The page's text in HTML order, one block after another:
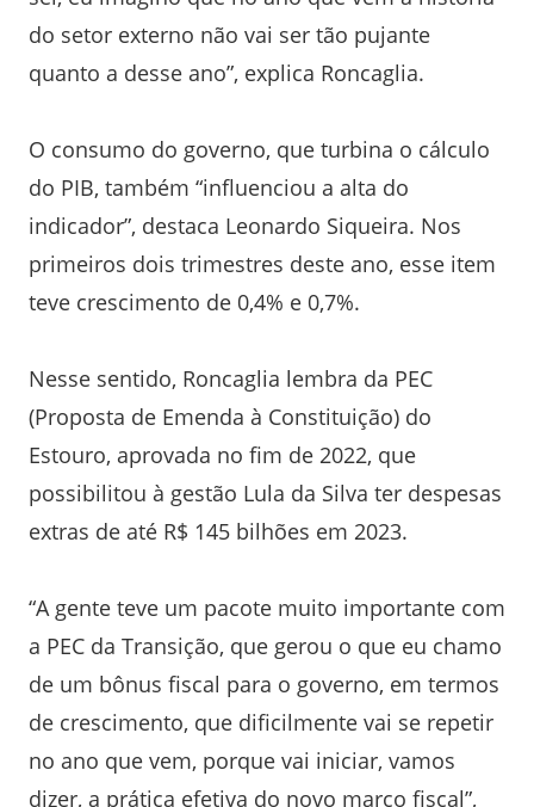
do setor externo não vai ser tão pujante
quanto a desse ano”, explica Roncaglia.
O consumo do governo, que turbina o cálculo
do PIB, também “influenciou a alta do
indicador”, destaca Leonardo Siqueira. Nos
primeiros dois trimestres deste ano, esse item
teve crescimento de 0,4% e 0,7%.
Nesse sentido, Roncaglia lembra da PEC
(Proposta de Emenda à Constituição) do
Estouro, aprovada no fim de 2022, que
possibilitou à gestão Lula da Silva ter despesas
extras de até R$ 145 bilhões em 2023.
“A gente teve um pacote muito importante com
a PEC da Transição, que gerou o que eu chamo
de um bônus fiscal para o governo, em termos
de crescimento, que dificilmente vai se repetir
no ano que vem, porque vai iniciar, vamos
dizer, a prática efetiva do novo marco fiscal”,